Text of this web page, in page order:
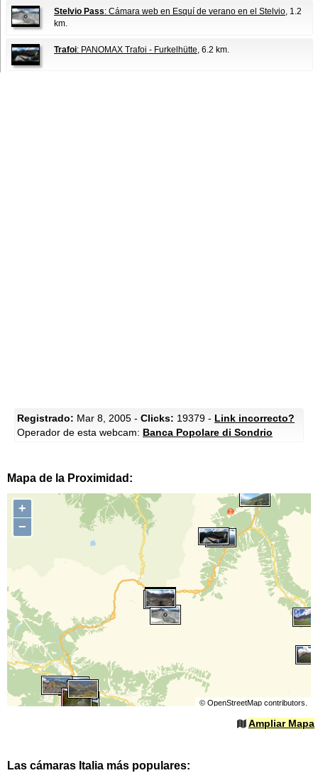
Stelvio Pass: Cámara web en Esquí de verano en el Stelvio, 1.2
km.
Trafoi: PANOMAX Trafoi - Furkelhütte, 6.2 km.
Registrado: Mar 8, 2005 - Clicks: 19379 - Link incorrecto?
Operador de esta webcam: Banca Popolare di Sondrio
Mapa de la Proximidad:
+
−
© OpenStreetMapcontributors.
Ampliar Mapa
Las cámaras Italia más populares: